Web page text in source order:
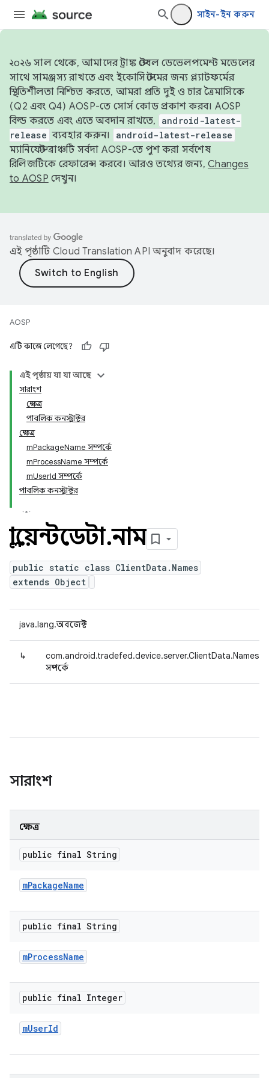
সাইন-ইন করুন
২০২৬ সাল থেকে, আমাদের ট্রাঙ্ক স্টেবল ডেভেলপমেন্ট মডেলের
সাথে সামঞ্জস্য রাখতে এবং ইকোসিস্টেমের জন্য প্ল্যাটফর্মের
স্থিতিশীলতা নিশ্চিত করতে, আমরা প্রতি দুই ও চার ত্রৈমাসিকে
(Q2 এবং Q4) AOSP-তে সোর্স কোড প্রকাশ করব। AOSP
বিল্ড করতে এবং এতে অবদান রাখতে,
android-latest-
release ব্যবহার করুন। android-latest-release
ম্যানিফেস্ট ব্রাঞ্চটি সর্বদা AOSP-তে পুশ করা সর্বশেষ
রিলিজটিকে রেফারেন্স করবে। আরও তথ্যের জন্য, Changes
to AOSP দেখুন।
এই পৃষ্ঠাটি Cloud Translation API অনুবাদ করেছে।
AOSP
এটি কাজে লেগেছে?
এই পৃষ্ঠায় যা যা আছে
সারাংশ
ক্ষেত্র
পাবলিক কনস্ট্রাক্টর
ক্ষেত্র
mPackageName সম্পর্কে
mProcessName সম্পর্কে
mUserId সম্পর্কে
পাবলিক কনস্ট্রাক্টর
ক্লায়েন্টডেটা.নাম
public static class ClientData.Names
extends Object
java.lang.অবজেক্ট
↳
com.android.tradefed.device.server.ClientData.Names
সম্পর্কে
সারাংশ
ক্ষেত্র
public final String
mPackageName
public final String
mProcessName
public final Integer
mUserId